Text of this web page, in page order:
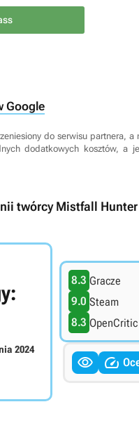
Google
do serwisu partnera, a
dodatkowych kosztów, a
twórcy Mistfall Hunter
2024
8.3 Gracze
9.0 Steam
8.3 OpenCritic
 